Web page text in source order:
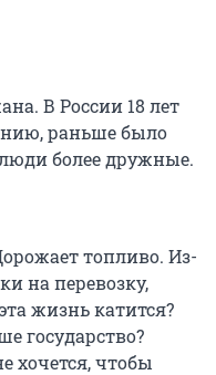
В России 18 лет
раньше было
более дружные.
топливо. Из-
на перевозку,
жизнь катится?
государство?
хочется, чтобы